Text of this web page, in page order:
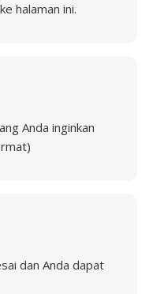
halaman ini.
Anda inginkan
dan Anda dapat